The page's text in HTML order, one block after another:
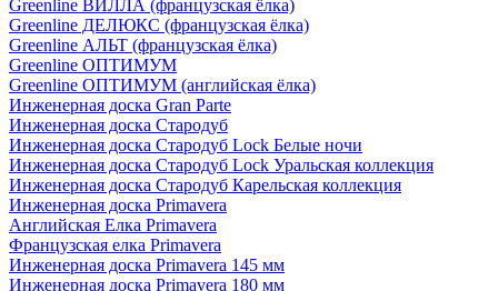
Greenline ВИЛЛА (французская ёлка)
Greenline ДЕЛЮКС (французская ёлка)
Greenline АЛЬТ (французская ёлка)
Greenline ОПТИМУМ
Greenline ОПТИМУМ (английская ёлка)
Инженерная доска Gran Parte
Инженерная доска Стародуб
Инженерная доска Стародуб Lock Белые ночи
Инженерная доска Стародуб Lock Уральская коллекция
Инженерная доска Стародуб Карельская коллекция
Инженерная доска Primavera
Английская Елка Primavera
Французская елка Primavera
Инженерная доска Primavera 145 мм
Инженерная доска Primavera 180 мм